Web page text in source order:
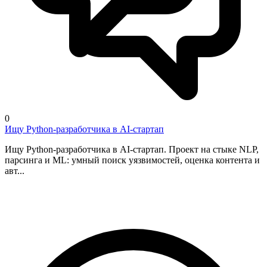
0
Ищу Python-разработчика в AI-стартап
Ищу Python-разработчика в AI-стартап. Проект на стыке NLP,
парсинга и ML: умный поиск уязвимостей, оценка контента и
авт...